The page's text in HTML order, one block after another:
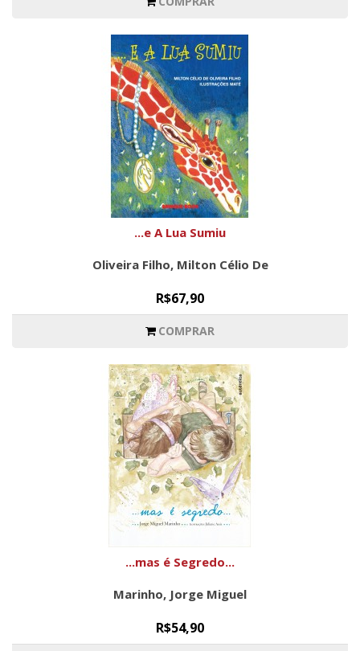
...e A Lua Sumiu
Oliveira Filho, Milton Célio De
R$67,90
COMPRAR
...mas é Segredo...
Marinho, Jorge Miguel
R$54,90